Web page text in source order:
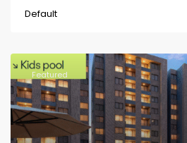
Default
Featured